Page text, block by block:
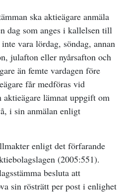
ska aktieägare anmäla
dag som anges i kallelsen till
vara lördag, söndag, annan
julafton eller nyårsafton och
än femte vardagen före
får medföras vid
aktieägare lämnat uppgift om
i sin anmälan enligt
enligt det förfarande
(2005:551).
besluta att
sin rösträtt per post i enlighet